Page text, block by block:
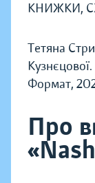
КНИЖКИ,
Тетяна
Формат,
Про